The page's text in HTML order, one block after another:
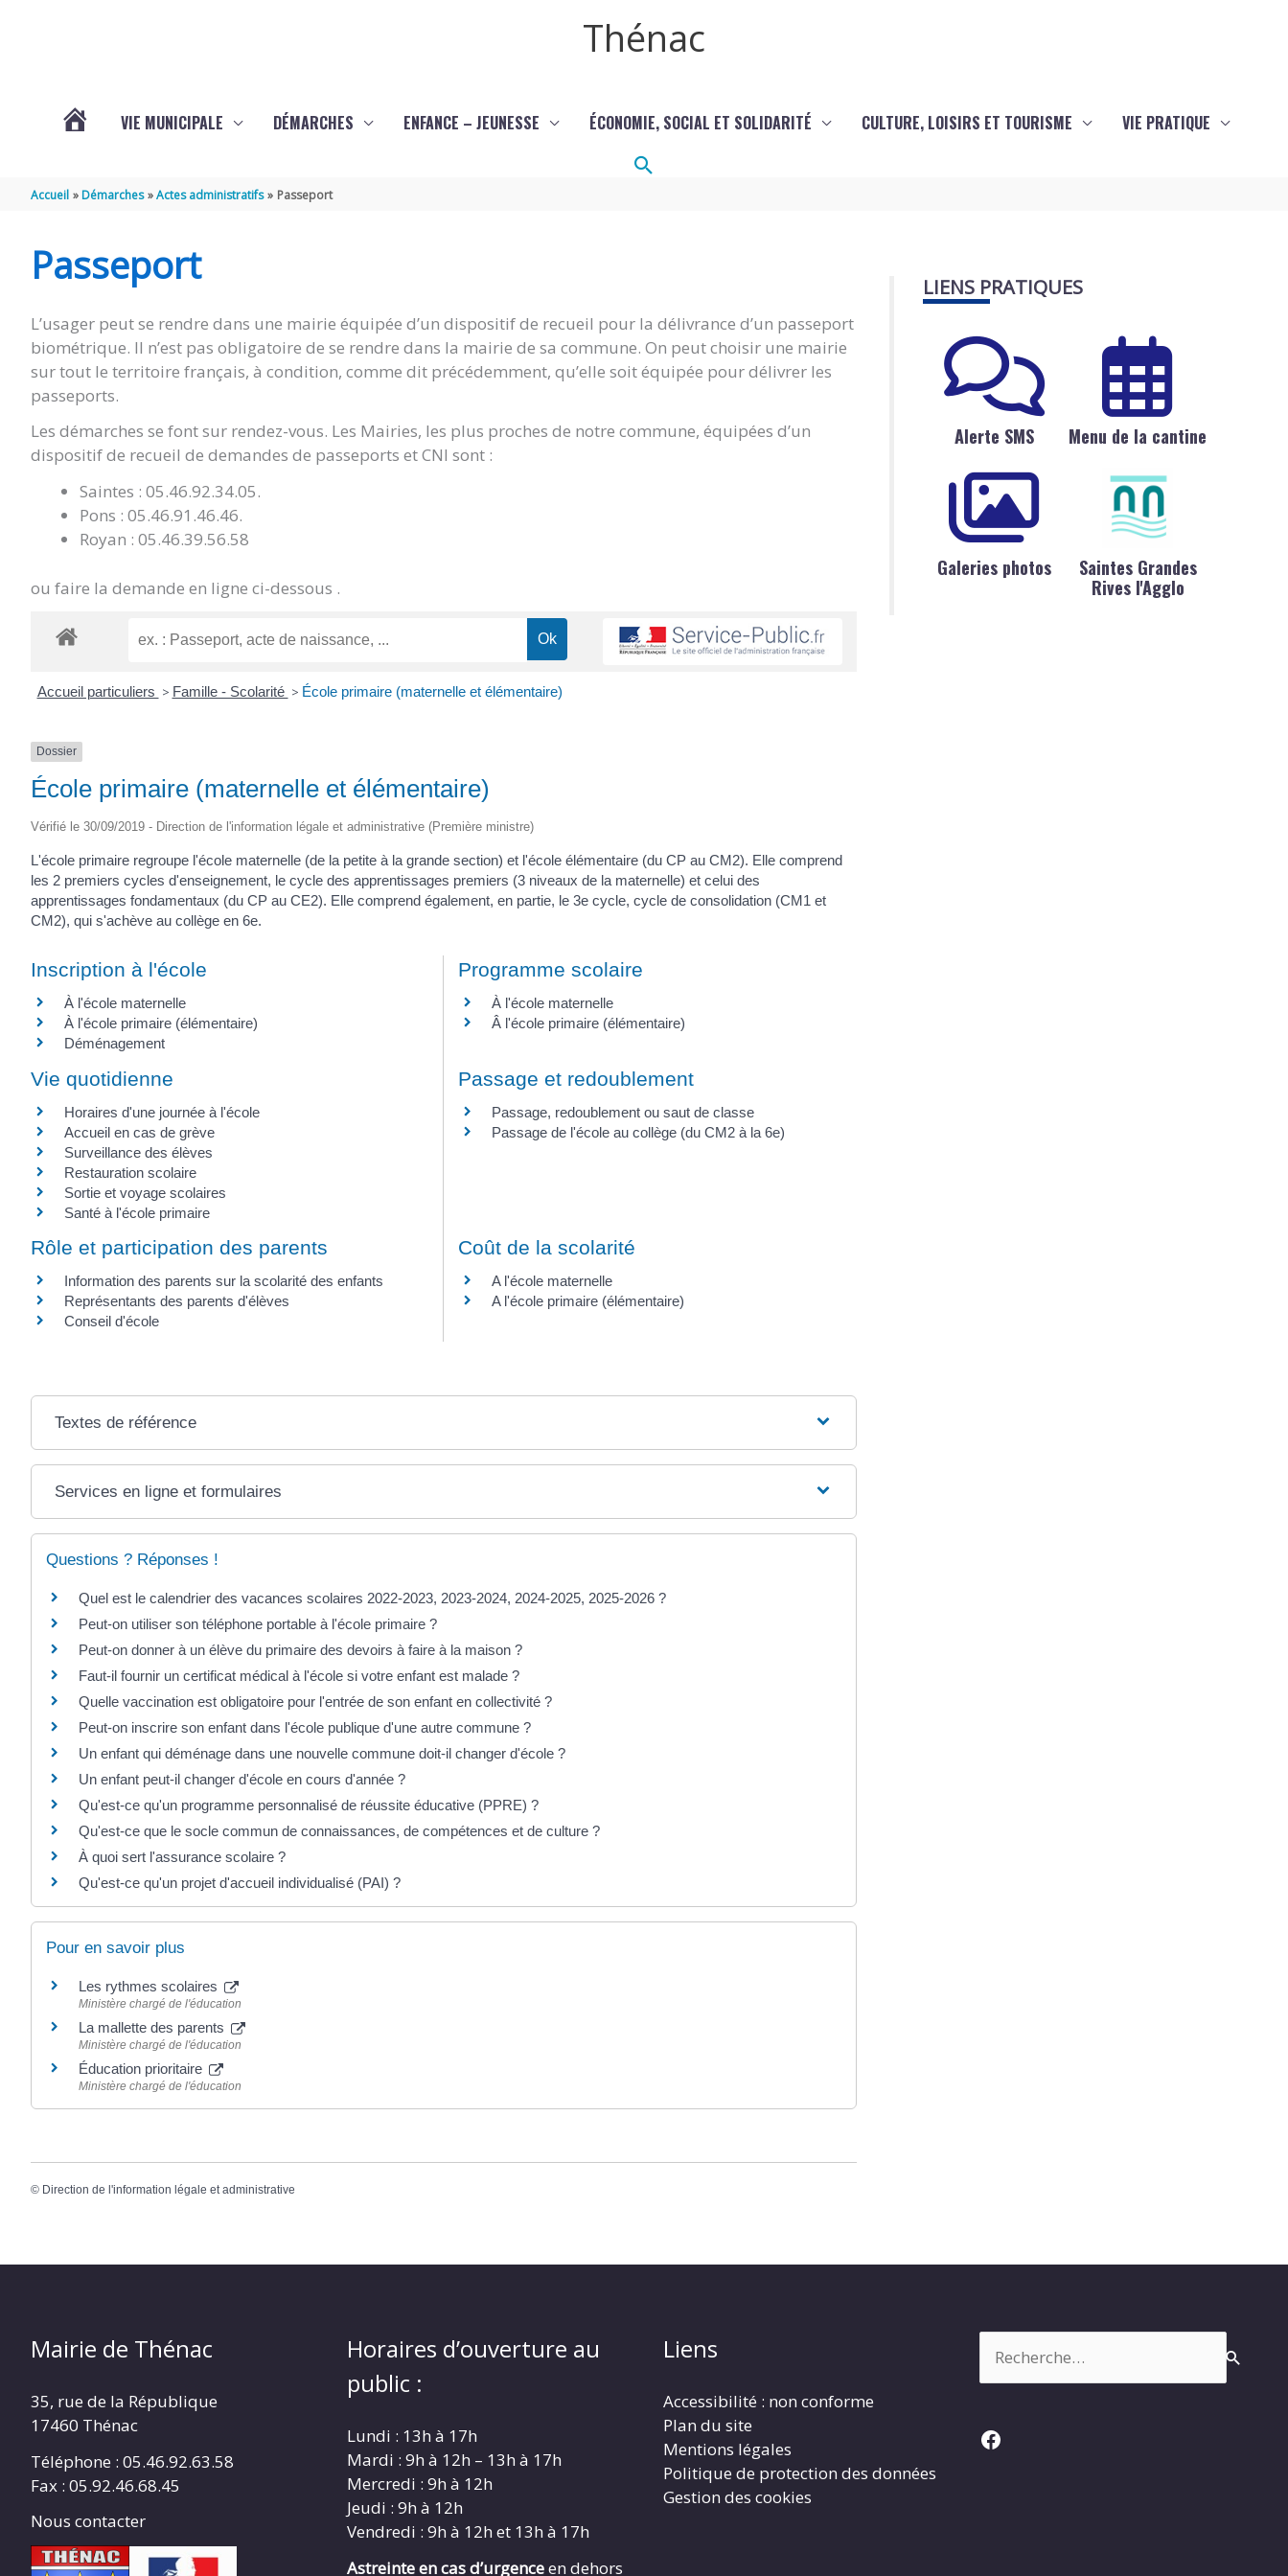
Thénac
THÉNAC
VIE MUNICIPALE DÉMARCHES ENFANCE – JEUNESSE ÉCONOMIE, SOCIAL ET SOLIDARITÉ CULTURE, LOISIRS ET TOURISME VIE PRATIQUE
Rechercher
Accueil Démarches Actes administratifs Passeport
Passeport
L’usager peut se rendre dans une mairie équipée d’un dispositif de recueil pour la délivrance d’un passeport
biométrique. Il n’est pas obligatoire de se rendre dans la mairie de sa commune. On peut choisir une mairie
sur tout le territoire français, à condition, comme dit précédemment, qu’elle soit équipée pour délivrer les
passeports.
Les démarches se font sur rendez-vous. Les Mairies, les plus proches de notre commune, équipées d’un
dispositif de recueil de demandes de passeports et CNI sont :
Saintes : 05.46.92.34.05.
Pons : 05.46.91.46.46.
Royan : 05.46.39.56.58
ou faire la demande en ligne ci-dessous .
Accueil particuliers > Famille - Scolarité > École primaire (maternelle et élémentaire)
Dossier
École primaire (maternelle et élémentaire)
Vérifié le 30/09/2019 - Direction de l'information légale et administrative (Première ministre)
L'école primaire regroupe l'école maternelle (de la petite à la grande section) et l'école élémentaire (du CP au CM2). Elle comprend
les 2 premiers cycles d'enseignement, le cycle des apprentissages premiers (3 niveaux de la maternelle) et celui des
apprentissages fondamentaux (du CP au CE2). Elle comprend également, en partie, le 3e cycle, cycle de consolidation (CM1 et
CM2), qui s'achève au collège en 6e.
Inscription à l'école
À l'école maternelle
À l'école primaire (élémentaire)
Déménagement
Programme scolaire
À l'école maternelle
Â l'école primaire (élémentaire)
Vie quotidienne
Horaires d'une journée à l'école
Accueil en cas de grève
Surveillance des élèves
Restauration scolaire
Sortie et voyage scolaires
Santé à l'école primaire
Passage et redoublement
Passage, redoublement ou saut de classe
Passage de l'école au collège (du CM2 à la 6e)
Rôle et participation des parents
Information des parents sur la scolarité des enfants
Représentants des parents d'élèves
Conseil d'école
Coût de la scolarité
A l'école maternelle
A l'école primaire (élémentaire)
Textes de référence
Services en ligne et formulaires
Questions ? Réponses !
Quel est le calendrier des vacances scolaires 2022-2023, 2023-2024, 2024-2025, 2025-2026 ?
Peut-on utiliser son téléphone portable à l'école primaire ?
Peut-on donner à un élève du primaire des devoirs à faire à la maison ?
Faut-il fournir un certificat médical à l'école si votre enfant est malade ?
Quelle vaccination est obligatoire pour l'entrée de son enfant en collectivité ?
Peut-on inscrire son enfant dans l'école publique d'une autre commune ?
Un enfant qui déménage dans une nouvelle commune doit-il changer d'école ?
Un enfant peut-il changer d'école en cours d'année ?
Qu'est-ce qu'un programme personnalisé de réussite éducative (PPRE) ?
Qu'est-ce que le socle commun de connaissances, de compétences et de culture ?
À quoi sert l'assurance scolaire ?
Qu'est-ce qu'un projet d'accueil individualisé (PAI) ?
Pour en savoir plus
Les rythmes scolaires
Ministère chargé de l'éducation
La mallette des parents
Ministère chargé de l'éducation
Éducation prioritaire
Ministère chargé de l'éducation
© Direction de l'information légale et administrative
LIENS PRATIQUES
Alerte SMS Menu de la cantine
Galeries photos
Saintes Grandes
Rives l'Agglo
Mairie de Thénac
35, rue de la République
17460 Thénac
Téléphone : 05.46.92.63.58
Fax : 05.92.46.68.45
Nous contacter
Horaires d’ouverture au
public :
Lundi : 13h à 17h
Mardi : 9h à 12h – 13h à 17h
Mercredi : 9h à 12h
Jeudi : 9h à 12h
Vendredi : 9h à 12h et 13h à 17h
Astreinte en cas d’urgenceen dehors
Liens
Accessibilité : non conforme
Plan du site
Mentions légales
Politique de protection des données
Gestion des cookies
Facebook